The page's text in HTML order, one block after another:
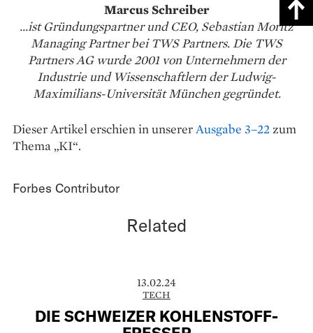
Marcus Schreiber
...ist Gründungspartner und CEO, Sebastian Moritz
Managing Partner beiTWS Partners. Die TWS
Partners AG wurde 2001 von Unternehmern der
Industrie und Wissenschaftlern der Ludwig-
Maximilians-Universität München gegründet.
Dieser Artikel erschien in unsererAusgabe 3–22zum
Thema „KI“.
Forbes Contributor
Related
13.02.24
TECH
DIE SCHWEIZER ­KOHLENSTOFF-